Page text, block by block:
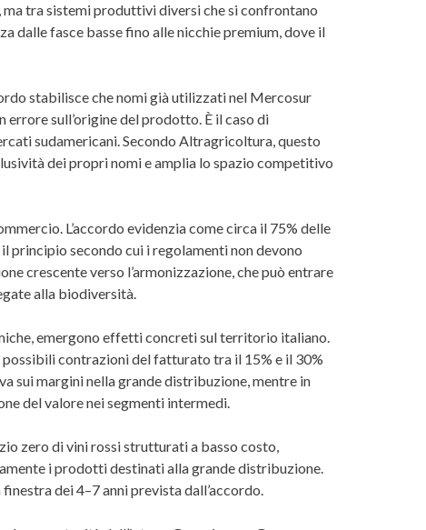
tra sistemi produttivi diversi che si confrontano
dalle fasce basse fino alle nicchie premium, dove il
stabilisce che nomi già utilizzati nel Mercosur
errore sull’origine del prodotto. È il caso di
sudamericani. Secondo Altragricoltura, questo
dei propri nomi e amplia lo spazio competitivo
L’accordo evidenzia come circa il 75% delle
principio secondo cui i regolamenti non devono
crescente verso l’armonizzazione, che può entrare
alla biodiversità.
emergono effetti concreti sul territorio italiano.
possibili contrazioni del fatturato tra il 15% e il 30%
sui margini nella grande distribuzione, mentre in
del valore nei segmenti intermedi.
zero di vini rossi strutturati a basso costo,
i prodotti destinati alla grande distribuzione.
dei 4–7 anni prevista dall’accordo.